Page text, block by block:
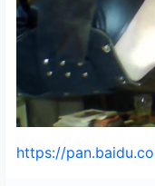
https://